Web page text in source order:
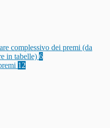
complessivo dei premi (da
in tabelle) 6
12